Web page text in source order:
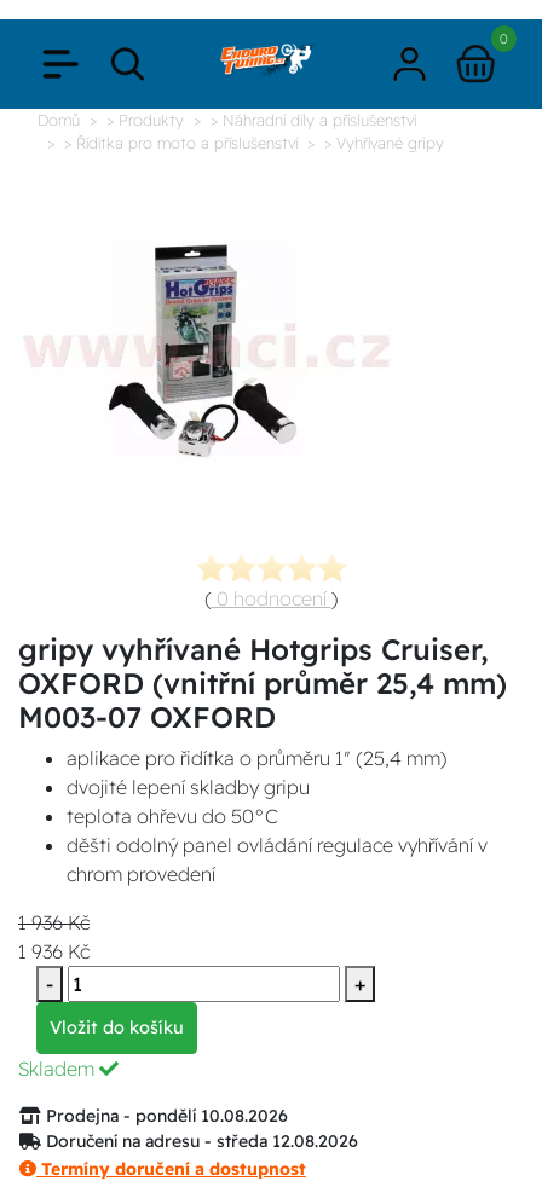
0
Domů > Produkty
> Náhradní díly a příslušenství
> Řídítka pro moto a příslušenství
> Vyhřívané gripy
( 0 hodnocení )
gripy vyhřívané Hotgrips Cruiser,
OXFORD (vnitřní průměr 25,4 mm)
M003-07 OXFORD
aplikace pro řidítka o průměru 1" (25,4 mm)
dvojité lepení skladby gripu
teplota ohřevu do 50°C
děšti odolný panel ovládání regulace vyhřívání v
chrom provedení
1 936 Kč
1 936 Kč
-
+
Vložit do košíku
Skladem
Prodejna - pondělí 10.08.2026
Doručení na adresu - středa 12.08.2026
Termíny doručení a dostupnost